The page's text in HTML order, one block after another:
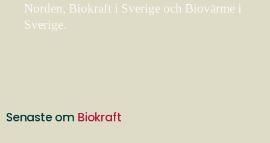
Norden, Biokraft i Sverige och Biovärme i
Sverige.
Senaste om Biokraft